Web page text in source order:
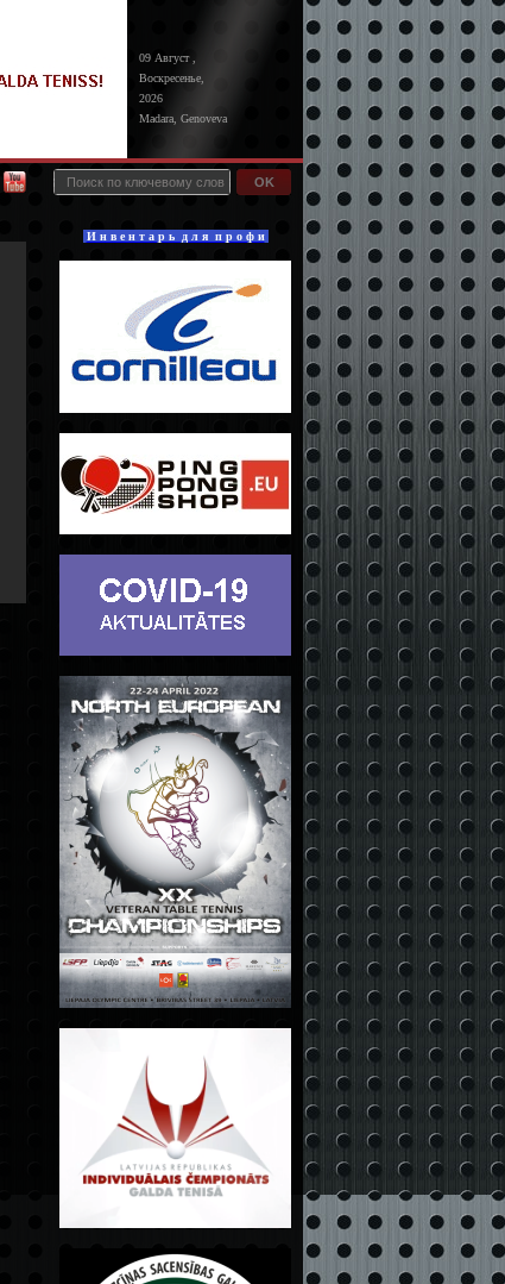
09 Август ,
Воскресенье,
2026
Madara, Genoveva
OK
И н в е н т а р ь д л я п р о ф и